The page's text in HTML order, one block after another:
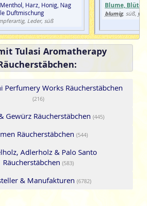
Harz, Honig, Nag
Duftmischung
Leder, süß
Blume, Blüte
blumig, süß,
Tulasi Aromatherapy
Perfumery Works Räucherstäbchen
(216)
Gewürz Räucherstäbchen (445)
Räucherstäbchen (544)
Adlerholz & Palo Santo
Räucherstäbchen (583)
& Manufakturen (6782)